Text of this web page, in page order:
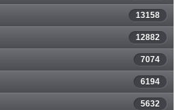
13158
12882
7074
6194
5632